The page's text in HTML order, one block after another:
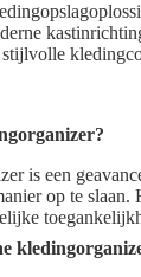
is een
op te